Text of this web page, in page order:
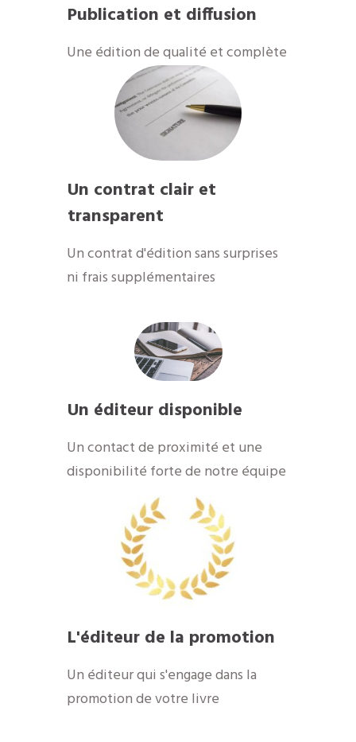
Publication et diffusion
Une édition de qualité et complète
Un contrat clair et
transparent
Un contrat d'édition sans surprises
ni frais supplémentaires
Un éditeur disponible
Un contact de proximité et une
disponibilité forte de notre équipe
L'éditeur de la promotion
Un éditeur qui s'engage dans la
promotion de votre livre